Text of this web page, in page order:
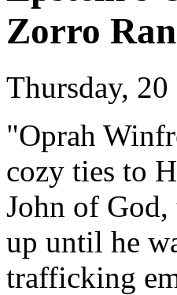
Zorro
Thursday,
"Oprah
cozy ties to
John of
up until he
trafficking